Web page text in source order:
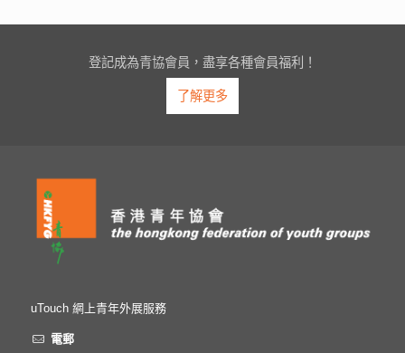
登記成為青協會員，盡享各種會員福利！
了解更多
uTouch 網上青年外展服務
電郵